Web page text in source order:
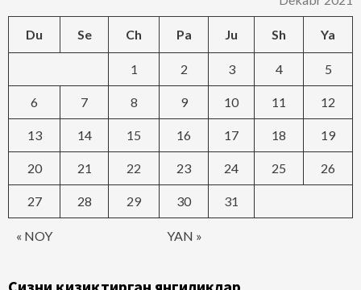
Du Se Ch Pa Ju Sh Ya
« NOY YAN »
1 2 3 4 5
6 7 8 9 10 11 12
13 14 15 16 17 18 19
20 21 22 23 24 25 26
27 28 29 30 31